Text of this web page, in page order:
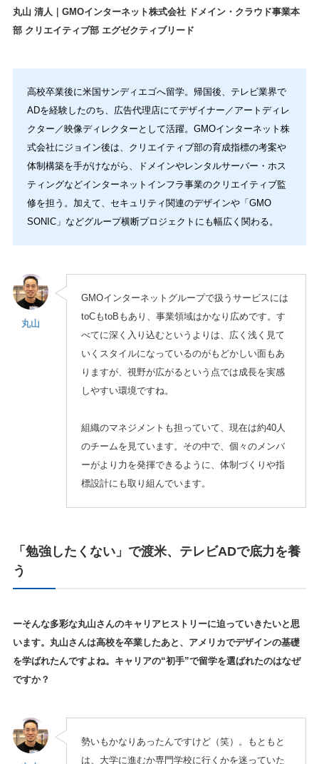
丸山 清人｜GMOインターネット株式会社 ドメイン・クラウド事業本
部 クリエイティブ部 エグゼクティブリード
高校卒業後に米国サンディエゴへ留学。帰国後、テレビ業界で
ADを経験したのち、広告代理店にてデザイナー／アートディレ
クター／映像ディレクターとして活躍。GMOインターネット株
式会社にジョイン後は、クリエイティブ部の育成指標の考案や
体制構築を手がけながら、ドメインやレンタルサーバー・ホス
ティングなどインターネットインフラ事業のクリエイティブ監
修を担う。加えて、セキュリティ関連のデザインや「GMO
SONIC」などグループ横断プロジェクトにも幅広く関わる。
丸山
GMOインターネットグループで扱うサービスには
toCもtoBもあり、事業領域はかなり広めです。す
べてに深く入り込むというよりは、広く浅く見て
いくスタイルになっているのがもどかしい面もあ
りますが、視野が広がるという点では成長を実感
しやすい環境ですね。
組織のマネジメントも担っていて、現在は約40人
のチームを見ています。その中で、個々のメンバ
ーがより力を発揮できるように、体制づくりや指
標設計にも取り組んでいます。
「勉強したくない」で渡米、テレビADで底力を養
う
ーそんな多彩な丸山さんのキャリアヒストリーに迫っていきたいと思
います。丸山さんは高校を卒業したあと、アメリカでデザインの基礎
を学ばれたんですよね。キャリアの“初手”で留学を選ばれたのはなぜ
ですか？
勢いもかなりあったんですけど（笑）。もともと
は、大学に進むか専門学校に行くかを迷っていた